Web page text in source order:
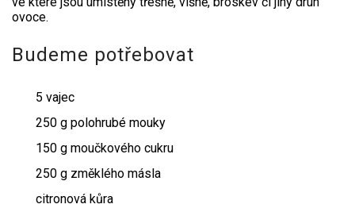
ovoce.
Budeme potřebovat
5 vajec
250 g polohrubé mouky
150 g moučkového cukru
250 g změklého másla
citronová kůra